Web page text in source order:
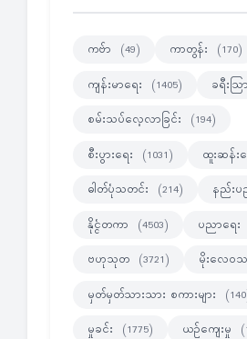
ကဗ်ာ (49) ကာတွန်း (170)
ကျန်းမာရေး (1405) ခရီးသြ
စမ်းသပ်လေ့လာခြင်း (194)
စီးပွားရေး (1031) ထူးဆန်း
ဓါတ်ပုံသတင်း (214) နည်းပ
နိုင္ငံတကာ (4503) ပညာရေး
ဗဟုသုတ (3721) မိုးလေဝသ
မှတ်မှတ်သားသား စကားများ
မှုခင်း (1775) ယဉ်ကျေးမှု